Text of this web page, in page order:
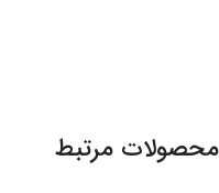
محصولات مرتبط